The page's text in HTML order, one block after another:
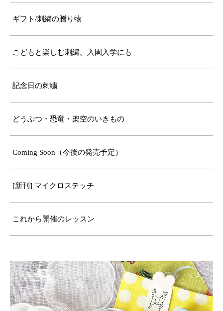
ギフト/刺繍の贈り物
こどもと楽しむ刺繍。入園入学にも
記念日の刺繍
どうぶつ・恐竜・架空のいきもの
Coming Soon（今後の発売予定）
[新刊] マイクロステッチ
これから開催のレッスン